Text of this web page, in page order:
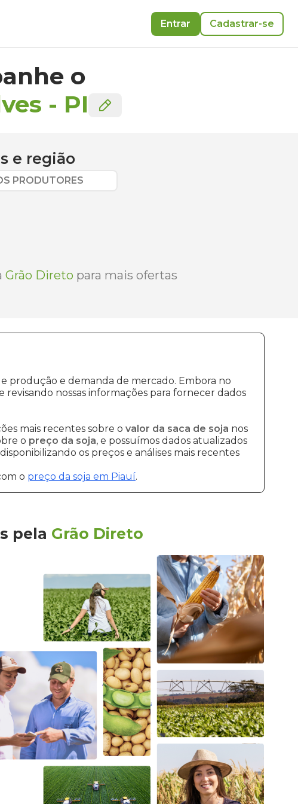
Entrar Cadastrar-se
o
- PI
e região
PRODUTORES
Grão Direto para mais ofertas
produção e demanda de mercado. Embora no
nossas informações para fornecer dados
mais recentes sobre o valor da saca de soja nos
o preço da soja, e possuímos dados atualizados
os preços e análises mais recentes
o preço da soja em Piauí.
pela Grão Direto